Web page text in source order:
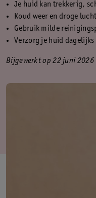
Je huid kan trekkerig,
Koud weer en droge
Gebruik milde
Verzorg je huid
Bijgewerkt op 22 juni 2026